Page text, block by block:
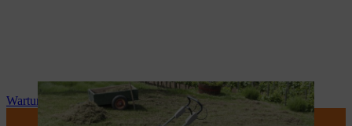
Wartung und Reparatur